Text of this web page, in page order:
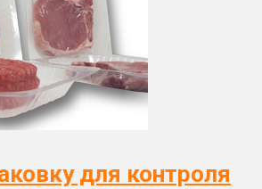
для контроля